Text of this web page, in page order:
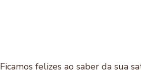
felizes ao saber da sua